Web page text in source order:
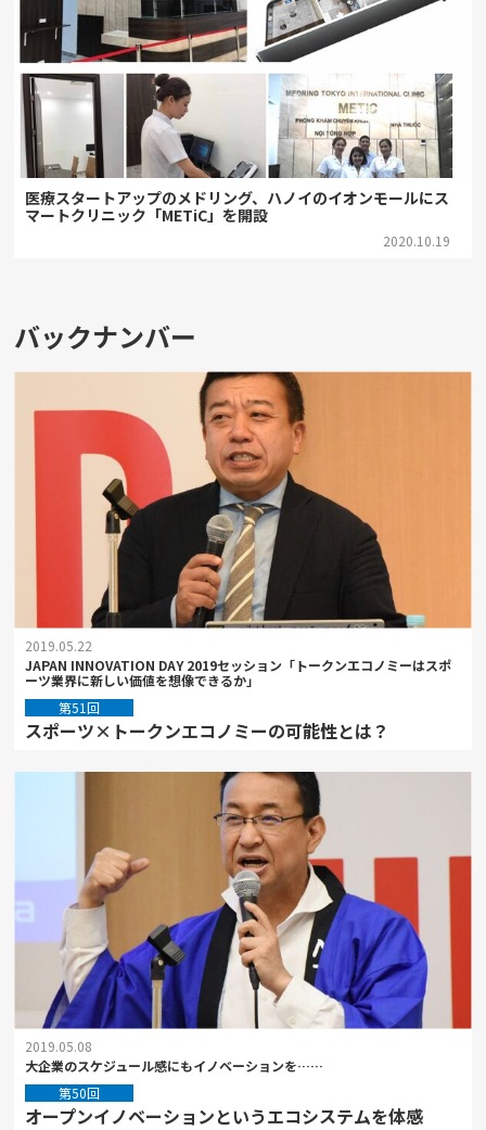
医療スタートアップのメドリング、ハノイのイオンモールにス
マートクリニック「METiC」を開設
2020.10.19
バックナンバー
2019.05.22
JAPAN INNOVATION DAY 2019セッション「トークンエコノミーはスポ
ーツ業界に新しい価値を想像できるか」
第51回
スポーツ×トークンエコノミーの可能性とは？
2019.05.08
大企業のスケジュール感にもイノベーションを……
第50回
オープンイノベーションというエコシステムを体感